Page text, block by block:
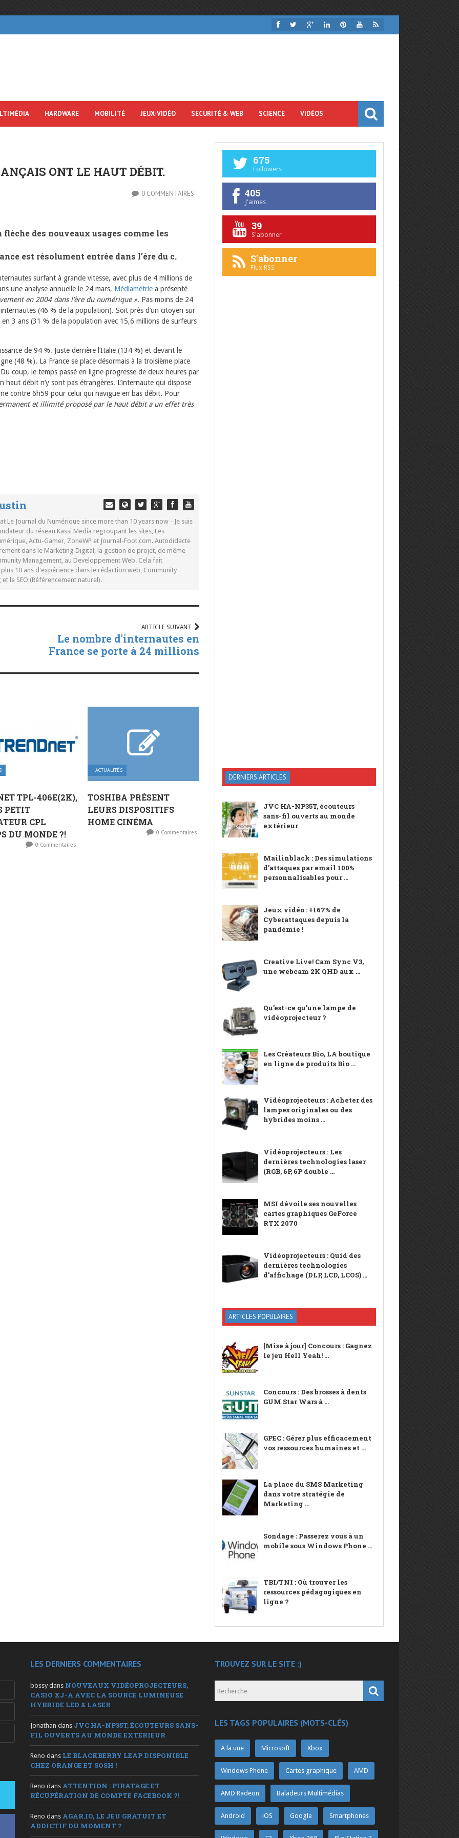
HARDWARE MOBILITÉ JEUX-VIDÉO SECURITÉ & WEB SCIENCE VIDÉOS
ONT LE HAUT DÉBIT.
0 COMMENTAIRES
des nouveaux usages comme les
est résolument entrée dans l’ère du c.
surfant à grande vitesse, avec plus de 4 millions de
une analyse annuelle le 24 mars, Médiamétrie a présenté
en 2004 dans l’ère du numérique ». Pas moins de 24
(46 % de la population). Soit près d’un citoyen sur
3 ans (31 % de la population avec 15,6 millions de surfeurs
de 94 %. Juste derrière l’Italie (134 %) et devant le
(48 %). La France se place désormais à la troisième place
coup, le temps passé en ligne progresse de deux heures par
débit n’y sont pas étrangères. L’internaute qui dispose
contre 6h59 pour celui qui navigue en bas débit. Pour
et illimité proposé par le haut débit a un effet très
Le Journal du Numérique since more than 10 years now - Je suis
du réseau Kassi Media regroupant les sites, Les
Actu-Gamer, ZoneWP et Journal-Foot.com. Autodidacte
dans le Marketing Digital, la gestion de projet, de même
Management, au Developpement Web. Cela fait
10 ans d'expérience dans le rédaction web, Community
le SEO (Référencement naturel).
ARTICLE SUIVANT
Le nombre d'internautes en
France se porte à 24 millions
TPL-406E(2K),
PETIT
CPL
DU MONDE ?!
0 Commentaires
ACTUALITÉS
TOSHIBA PRÉSENT
LEURS DISPOSITIFS
HOME CINÉMA
0 Commentaires
675
Followers
405
J'aimes
39
S'abonner
S'abonner
Flux RSS
DERNIERS ARTICLES
JVC HA-NP35T, écouteurs
sans-fil ouverts au monde
extérieur
Mailinblack : Des simulations
d’attaques par email 100%
personnalisables pour ...
Jeux vidéo : +167% de
Cyberattaques depuis la
pandémie !
Creative Live! Cam Sync V3,
une webcam 2K QHD aux ...
Qu’est-ce qu’une lampe de
vidéoprojecteur ?
Les Créateurs Bio, LA boutique
en ligne de produits Bio ...
Vidéoprojecteurs : Acheter des
lampes originales ou des
hybrides moins ...
Vidéoprojecteurs : Les
dernières technologies laser
(RGB, 6P, 6P double ...
MSI dévoile ses nouvelles
cartes graphiques GeForce
RTX 2070
Vidéoprojecteurs : Quid des
dernières technologies
d’affichage (DLP, LCD, LCOS) ...
ARTICLES POPULAIRES
[Mise à jour] Concours : Gagnez
le jeu Hell Yeah! ...
Concours : Des brosses à dents
GUM Star Wars à ...
GPEC : Gérer plus efficacement
vos ressources humaines et ...
La place du SMS Marketing
dans votre stratégie de
Marketing ...
Sondage : Passerez vous à un
mobile sous Windows Phone ...
TBI/TNI : Où trouver les
ressources pédagogiques en
ligne ?
LES DERNIERS COMMENTAIRES
bossy dans NOUVEAUX VIDÉOPROJECTEURS,
CASIO XJ-A AVEC LA SOURCE LUMINEUSE
HYBRIDE LED & LASER
Jonathan dans JVC HA-NP35T, ÉCOUTEURS SANS-
FIL OUVERTS AU MONDE EXTÉRIEUR
Reno dans LE BLACKBERRY LEAP DISPONIBLE
CHEZ ORANGE ET SOSH !
Reno dans ATTENTION : PIRATAGE ET
RÉCUPÉRATION DE COMPTE FACEBOOK ?!
Reno dans AGAR.IO, LE JEU GRATUIT ET
ADDICTIF DU MOMENT ?
TROUVEZ SUR LE SITE :)
LES TAGS POPULAIRES (MOTS-CLÉS)
A la une Microsoft Xbox
Windows Phone Cartes graphique AMD
AMD Radeon Baladeurs Multimédias
Android iOS Google Smartphones